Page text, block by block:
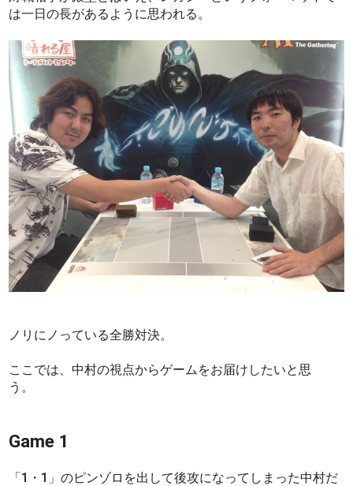
は一日の長があるように思われる。
ノリにノっている全勝対決。
ここでは、中村の視点からゲームをお届けしたいと思
う。
Game 1
「1・1」のピンゾロを出して後攻になってしまった中村だ